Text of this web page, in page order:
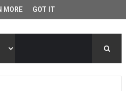
MORE GOT IT